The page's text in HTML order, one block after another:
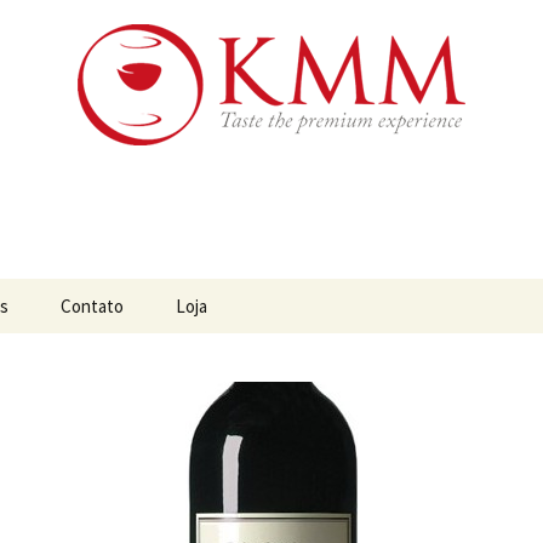
da Austrália, Chile e África do Sul
Contato Loja